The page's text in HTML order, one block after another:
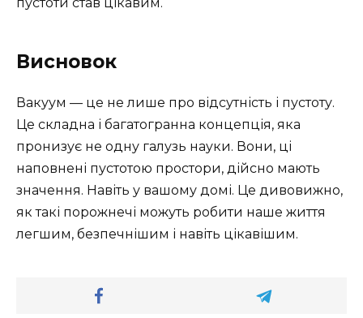
Висновок
Вакуум — це не лише про відсутність і пустоту.
Це складна і багатогранна концепція, яка
пронизує не одну галузь науки. Вони, ці
наповнені пустотою простори, дійсно мають
значення. Навіть у вашому домі. Це дивовижно,
як такі порожнечі можуть робити наше життя
легшим, безпечнішим і навіть цікавішим.